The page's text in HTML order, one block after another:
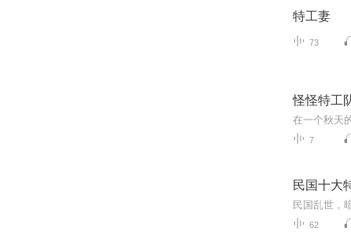
特工妻
73
怪怪特工
7
民国十大
62